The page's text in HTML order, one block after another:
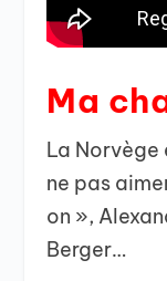
Ma
La Norvège
ne pas
on »,
Berger…